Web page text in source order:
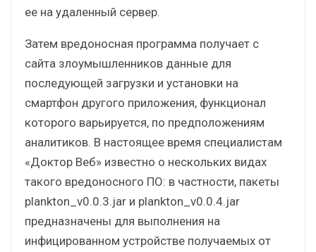
ее на удаленный сервер.
Затем вредоносная программа получает с
сайта злоумышленников данные для
последующей загрузки и установки на
смартфон другого приложения, функционал
которого варьируется, по предположениям
аналитиков. В настоящее время специалистам
«Доктор Веб» известно о нескольких видах
такого вредоносного ПО: в частности, пакеты
plankton_v0.0.3.jar и plankton_v0.0.4.jar
предназначены для выполнения на
инфицированном устройстве получаемых от